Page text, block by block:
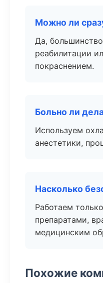
Можно ли
Да,
реабилитации
покраснением.
Больно ли
Используем
анестетики,
Насколько
Работаем
препаратами,
медицинским
Похожие